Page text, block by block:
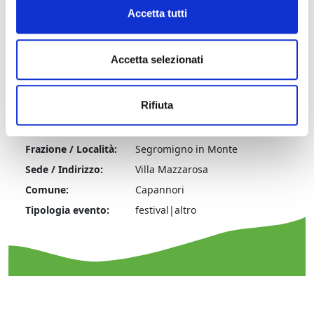
Accetta tutti
Accetta selezionati
Rifiuta
Comprensorio:
Piana di Lucca
Frazione / Località:
Segromigno in Monte
Sede / Indirizzo:
Villa Mazzarosa
Comune:
Capannori
Tipologia evento:
festival|altro